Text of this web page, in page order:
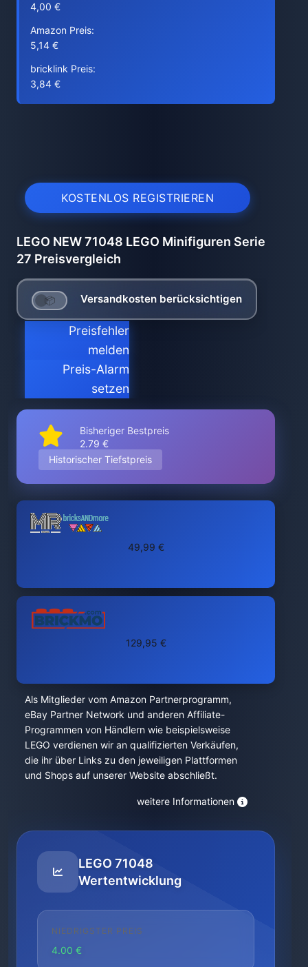
4,00 €
Amazon Preis:
5,14 €
bricklink Preis:
3,84 €
KOSTENLOS REGISTRIEREN
LEGO NEW 71048 LEGO Minifiguren Serie
27 Preisvergleich
Versandkosten berücksichtigen
Preisfehler
melden
Preis-Alarm
setzen
Bisheriger Bestpreis
2.79 €
Historischer Tiefstpreis
49,99 €
129,95 €
Als Mitglieder vom Amazon Partnerprogramm,
eBay Partner Network und anderen Affiliate-
Programmen von Händlern wie beispielsweise
LEGO verdienen wir an qualifizierten Verkäufen,
die ihr über Links zu den jeweiligen Plattformen
und Shops auf unserer Website abschließt.
weitere Informationen
LEGO 71048
Wertentwicklung
NIEDRIGSTER PREIS
4.00 €